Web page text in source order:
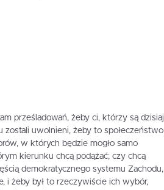
prześladowań, żeby ci, którzy są dzisiaj
uwolnieni, żeby to społeczeństwo
w których będzie mogło samo
kierunku chcą podążać; czy chcą
demokratycznego systemu Zachodu,
i żeby był to rzeczywiście ich wybór,